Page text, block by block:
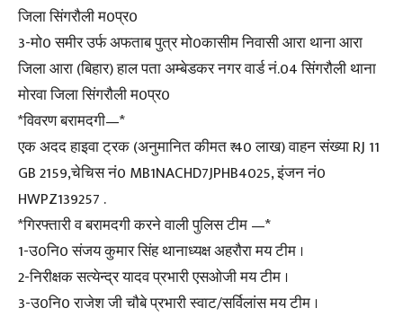
जिला सिंगरौली म0प्र0
3-मो0 समीर उर्फ अफताब पुत्र मो0कासीम निवासी आरा थाना आरा
जिला आरा (बिहार) हाल पता अम्बेडकर नगर वार्ड नं.04 सिंगरौली थाना
मोरवा जिला सिंगरौली म0प्र0
*विवरण बरामदगी—*
एक अदद हाइवा ट्रक (अनुमानित कीमत ₹ 40 लाख) वाहन संख्या RJ 11
GB 2159,चेचिस नं0 MB1NACHD7JPHB4025, इंजन नं0
HWPZ139257 .
*गिरफ्तारी व बरामदगी करने वाली पुलिस टीम —*
1-उ0नि0 संजय कुमार सिंह थानाध्यक्ष अहरौरा मय टीम ।
2-निरीक्षक सत्येन्द्र यादव प्रभारी एसओजी मय टीम ।
3-उ0नि0 राजेश जी चौबे प्रभारी स्वाट/सर्विलांस मय टीम ।